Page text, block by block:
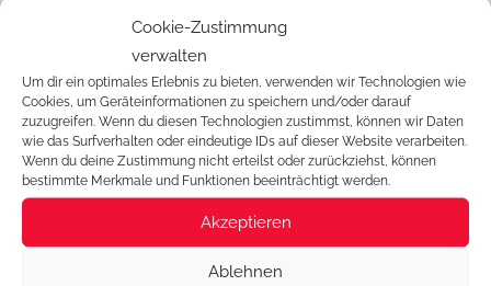
Cookie-Zustimmung
verwalten
Um dir ein optimales Erlebnis zu bieten, verwenden wir Technologien wie
Cookies, um Geräteinformationen zu speichern und/oder darauf
zuzugreifen. Wenn du diesen Technologien zustimmst, können wir Daten
wie das Surfverhalten oder eindeutige IDs auf dieser Website verarbeiten.
Wenn du deine Zustimmung nicht erteilst oder zurückziehst, können
bestimmte Merkmale und Funktionen beeinträchtigt werden.
Akzeptieren
Ablehnen
Gewerbe & Büro
Haare
Handwerk
Haus & Haushalt
Heimwerker